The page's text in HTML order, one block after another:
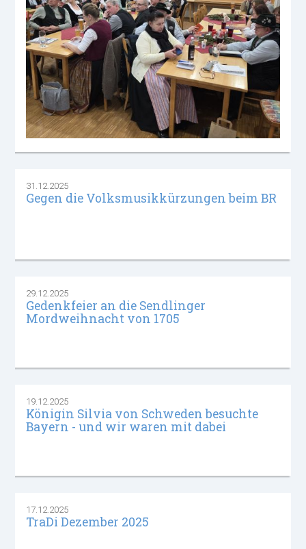
31.12.2025
Gegen die Volksmusikkürzungen beim BR
29.12.2025
Gedenkfeier an die Sendlinger
Mordweihnacht von 1705
19.12.2025
Königin Silvia von Schweden besuchte
Bayern - und wir waren mit dabei
17.12.2025
TraDi Dezember 2025